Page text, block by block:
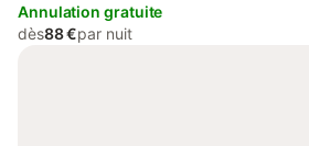
Annulation gratuite
dès88 €par nuit